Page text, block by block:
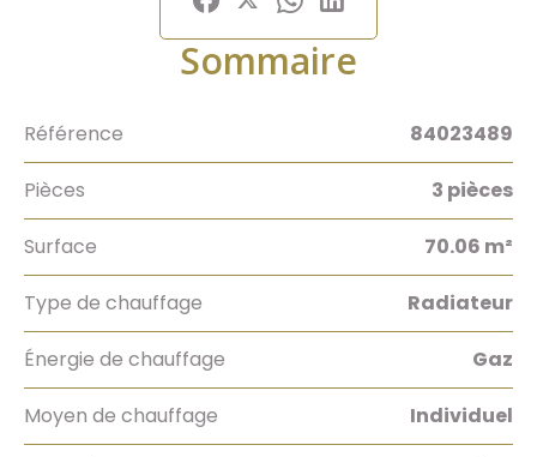
Sommaire
Référence 84023489
Pièces 3 pièces
Surface 70.06 m²
Type de chauffage Radiateur
Énergie de chauffage Gaz
Moyen de chauffage Individuel